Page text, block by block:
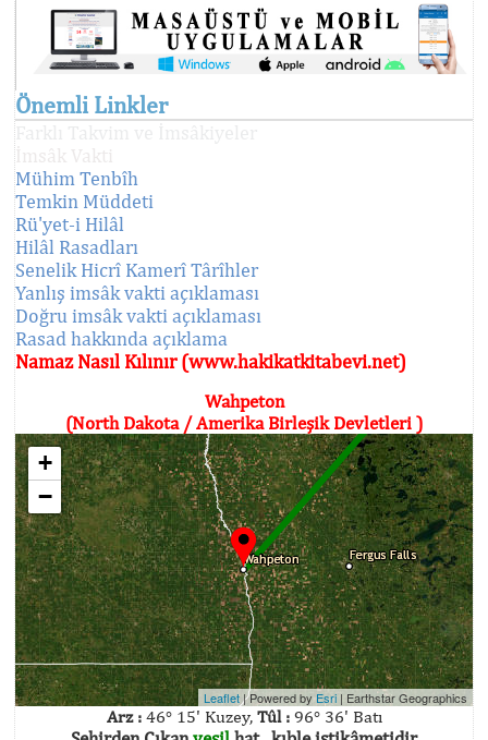
Önemli Linkler
Mühim Tenbîh
Temkin Müddeti
Rü'yet-i Hilâl
Hilâl Rasadları
Senelik Hicrî Kamerî Târîhler
Yanlış imsâk vakti açıklaması
Doğru imsâk vakti açıklaması
Rasad hakkında açıklama
Namaz Nasıl Kılınır (www.hakikatkitabevi.net)
Wahpeton
(North Dakota / Amerika Birleşik Devletleri )
+
−
Leaflet| Powered byEsri | Earthstar Geographics
Arz :46° 15' Kuzey, Tûl :96° 36' Batı